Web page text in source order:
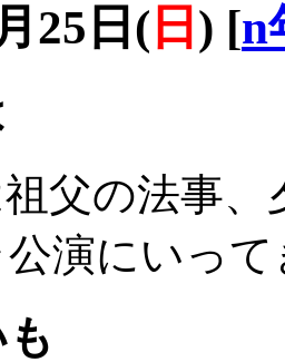
25日( 日 ) [n
父の法事
演にいっ